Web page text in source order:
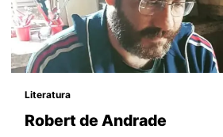
Literatura
Robert de Andrade